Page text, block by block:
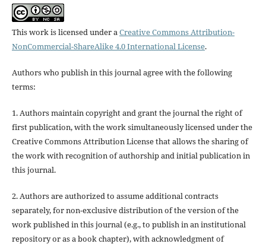
This work is licensed under aCreative Commons Attribution-
NonCommercial-ShareAlike 4.0 International License.
Authors who publish in this journal agree with the following
terms:
1. Authors maintain copyright and grant the journal the right of
first publication, with the work simultaneously licensed under the
Creative Commons Attribution License that allows the sharing of
the work with recognition of authorship and initial publication in
this journal.
2. Authors are authorized to assume additional contracts
separately, for non-exclusive distribution of the version of the
work published in this journal (e.g., to publish in an institutional
repository or as a book chapter), with acknowledgment of